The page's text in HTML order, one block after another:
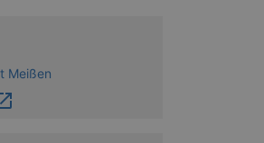
Meißen